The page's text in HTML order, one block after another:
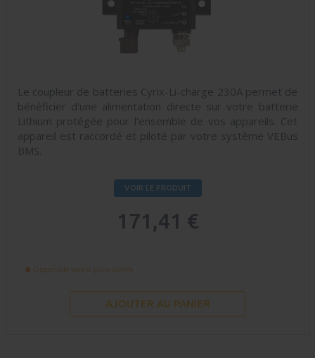
Le coupleur de batteries Cyrix-Li-charge 230A permet de
bénéficier d'une alimentation directe sur votre batterie
Lithium protégée pour l'ensemble de vos appareils. Cet
appareil est raccordé et piloté par votre système VEBus
BMS.
VOIR LE PRODUIT
171,41 €
Disponible sous 6 jours ouvrés
AJOUTER AU PANIER